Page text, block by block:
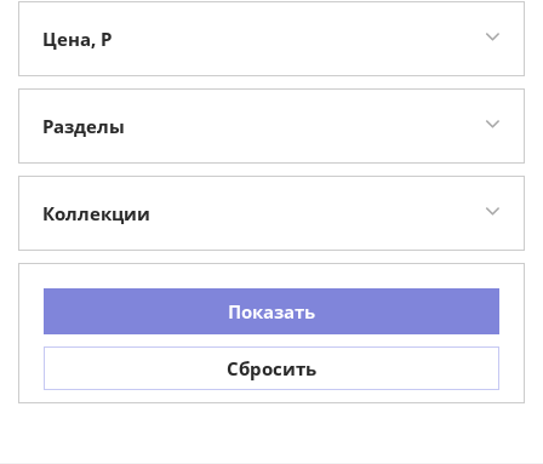
Цена, Р
Разделы
Душевые кабинки 24
Раковины
Ванны 9
Коллекции
SensePerience RE 20
LaSenia 9
LOUNGE 6
Показать
Сбросить